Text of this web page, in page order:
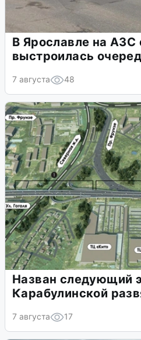
В Ярославле на АЗС
выстроилась
7 августа 48
Назван следующий
Карабулинской
7 августа 17